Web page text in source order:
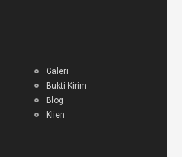
Galeri
Bukti Kirim
Blog
Klien